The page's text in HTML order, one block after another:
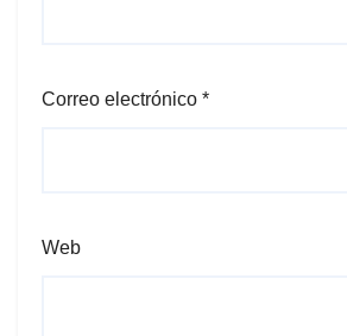
Correo electrónico *
Web